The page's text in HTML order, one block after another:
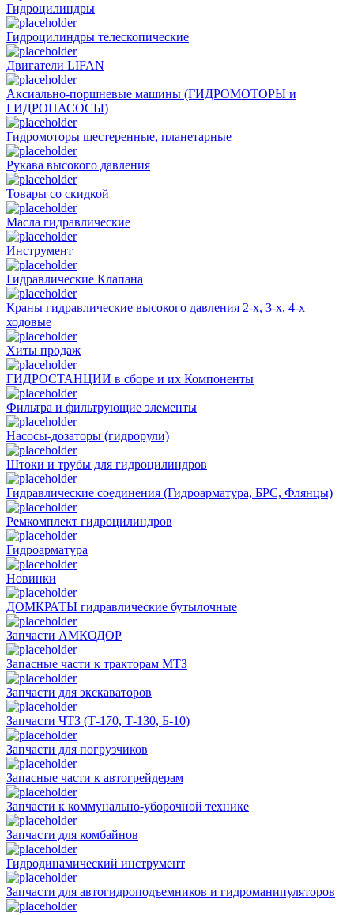
Гидроцилиндры
Гидроцилиндры телескопические
Двигатели LIFAN
Аксиально-поршневые машины (ГИДРОМОТОРЫ и
ГИДРОНАСОСЫ)
Гидромоторы шестеренные, планетарные
Рукава высокого давления
Товары со скидкой
Масла гидравлические
Инструмент
Гидравлические Клапана
Краны гидравлические высокого давления 2-х, 3-х, 4-х
ходовые
Хиты продаж
ГИДРОСТАНЦИИ в сборе и их Компоненты
Фильтра и фильтрующие элементы
Насосы-дозаторы (гидрорули)
Штоки и трубы для гидроцилиндров
Гидравлические соединения (Гидроарматура, БРС, Флянцы)
Ремкомплект гидроцилиндров
Гидроарматура
Новинки
ДОМКРАТЫ гидравлические бутылочные
Запчасти АМКОДОР
Запасные части к тракторам МТЗ
Запчасти для экскаваторов
Запчасти ЧТЗ (Т-170, Т-130, Б-10)
Запчасти для погрузчиков
Запасные части к автогрейдерам
Запчасти к коммунально-уборочной технике
Запчасти для комбайнов
Гидродинамический инструмент
Запчасти для автогидроподъемников и гидроманипуляторов